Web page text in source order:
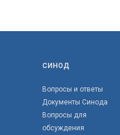
СИНОД
Вопросы и ответы
Документы Синода
Вопросы для
обсуждения